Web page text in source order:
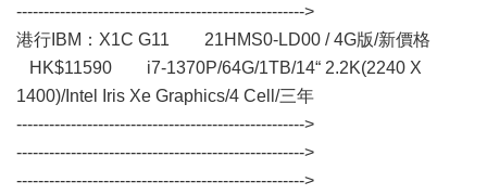
----------------------------------------------------->
港行IBM：X1C G11 21HMS0-LD00 / 4G版/新價格
HK$11590 i7-1370P/64G/1TB/14“ 2.2K(2240 X
1400)/Intel Iris Xe Graphics/4 Cell/三年
----------------------------------------------------->
----------------------------------------------------->
----------------------------------------------------->